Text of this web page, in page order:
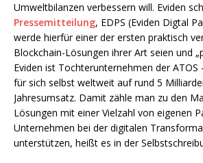
Umweltbilanzen verbessern will. Eviden
Pressemitteilung, EDPS (Eviden Digtal
werde hierfür einer der ersten praktisch
Blockchain-Lösungen ihrer Art seien und
Eviden ist Tochterunternehmen der
für sich selbst weltweit auf rund 5
Jahresumsatz. Damit zähle man zu den
Lösungen mit einer Vielzahl von eigenen
Unternehmen bei der digitalen
unterstützen, heißt es in der